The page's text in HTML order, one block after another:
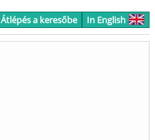
Átlépés a keresőbe In English